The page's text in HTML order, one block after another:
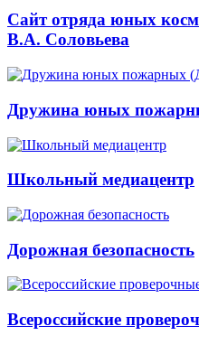
Сайт отряда юных
В.А. Соловьева
Дружина юных
Школьный медиацентр
Дорожная безопасность
Всероссийские